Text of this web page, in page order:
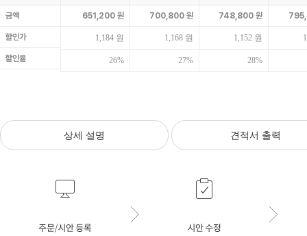
금액
할인가
할인율
651,200 원
1,184 원
26%
700,800 원
1,168 원
27%
748,800 원
1,152 원
28%
상세 설명 견적서 출력